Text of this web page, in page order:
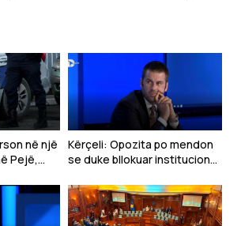
në një
Pejë,
Kërçeli: Opozita po mendon
se duke bllokuar institucionet